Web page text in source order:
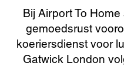
Bij Airport To Home
gemoedsrust
koeriersdienst voor
Gatwick London